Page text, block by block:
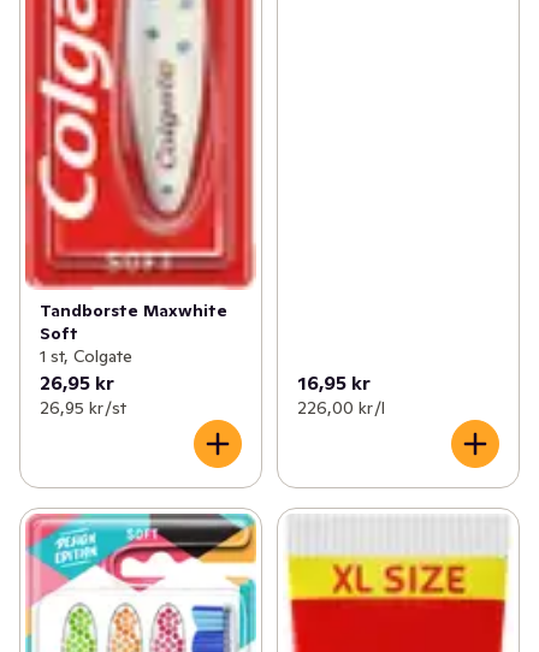
Tandborste Maxwhite
Soft
1 st, Colgate
26,95 kr
26,95 kr /st
16,95 kr
226,00 kr /l